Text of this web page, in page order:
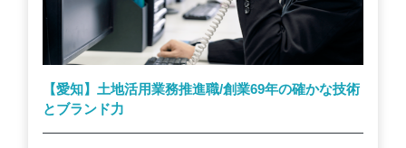
【愛知】土地活用業務推進職/創業69年の確かな技術
とブランド力